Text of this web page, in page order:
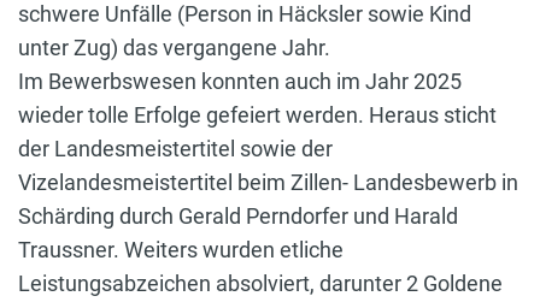
schwere Unfälle (Person in Häcksler sowie Kind
unter Zug) das vergangene Jahr.
Im Bewerbswesen konnten auch im Jahr 2025
wieder tolle Erfolge gefeiert werden. Heraus sticht
der Landesmeistertitel sowie der
Vizelandesmeistertitel beim Zillen- Landesbewerb in
Schärding durch Gerald Perndorfer und Harald
Traussner. Weiters wurden etliche
Leistungsabzeichen absolviert, darunter 2 Goldene